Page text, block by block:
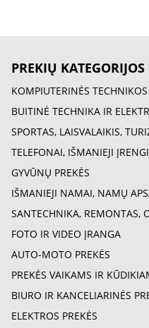
PREKIŲ KATEGORIJOS
KOMPIUTERINĖS TECHNIKOS
BUITINĖ TECHNIKA IR
SPORTAS, LAISVALAIKIS,
TELEFONAI, IŠMANIEJI
GYVŪNŲ PREKĖS
IŠMANIEJI NAMAI, NAMŲ
SANTECHNIKA, REMONTAS,
FOTO IR VIDEO ĮRANGA
AUTO-MOTO PREKĖS
PREKĖS VAIKAMS IR
BIURO IR KANCELIARINĖS
ELEKTROS PREKĖS